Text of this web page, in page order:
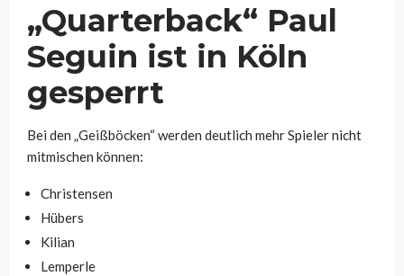
„Quarterback“ Paul
Seguin ist in Köln
gesperrt
Bei den „Geißböcken“ werden deutlich mehr Spieler nicht
mitmischen können:
Christensen
Hübers
Kilian
Lemperle